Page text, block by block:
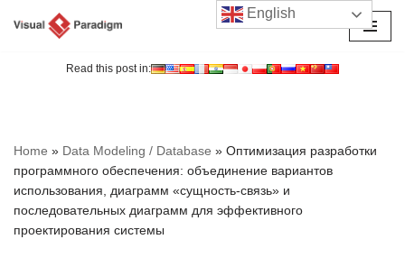
Read this post in:
Home » Data Modeling / Database » Оптимизация разработки
программного обеспечения: объединение вариантов
использования, диаграмм «сущность-связь» и
последовательных диаграмм для эффективного
проектирования системы
English